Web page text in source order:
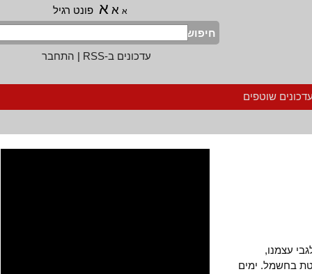
א א פונט רגיל
חיפוש
עדכונים ב-RSS
|התחבר
שוטפים
עצמנו,
בחשמל. ימים